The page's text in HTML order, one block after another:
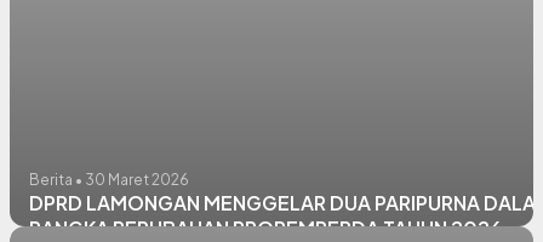
Berita • 30 Maret 2026
DPRD LAMONGAN MENGGELAR DUA PARIPURNA
RANGKA PERUBAHAN PROPEMPERDA TAHUN 2026